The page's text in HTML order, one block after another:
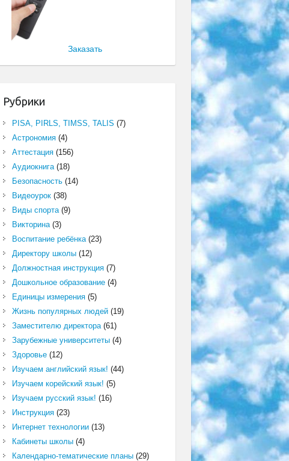
Заказать
Рубрики
PISA, PIRLS, TIMSS, TALIS (7)
Астрономия(4)
Аттестация(156)
Аудиокнига(18)
Безопасность(14)
Видеоурок(38)
Виды спорта(9)
Викторина(3)
Воспитание ребёнка(23)
Директору школы(12)
Должностная инструкция(7)
Дошкольное образование(4)
Единицы измерения(5)
Жизнь популярных людей(19)
Заместителю директора(61)
Зарубежные университеты(4)
Здоровье(12)
Изучаем английский язык! (44)
Изучаем корейский язык! (5)
Изучаем русский язык! (16)
Инструкция(23)
Интернет технологии(13)
Кабинеты школы(4)
Календарно-тематические планы(29)